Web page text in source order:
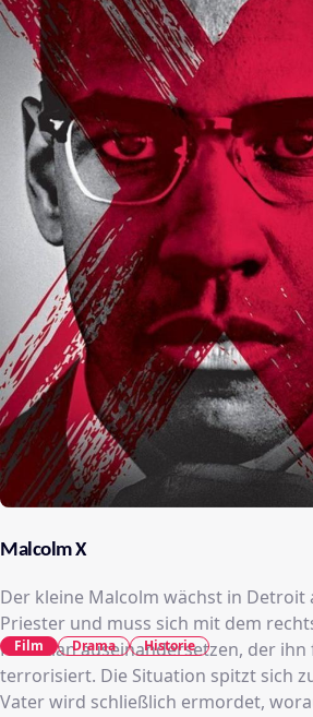
Malcolm X
Der kleine Malcolm wächst in Detroit
Priester und muss sich mit dem
Klux-Klan auseinandersetzen, der
terrorisiert. Die Situation spitzt sich
Vater wird schließlich ermordet,
Film Drama Historie